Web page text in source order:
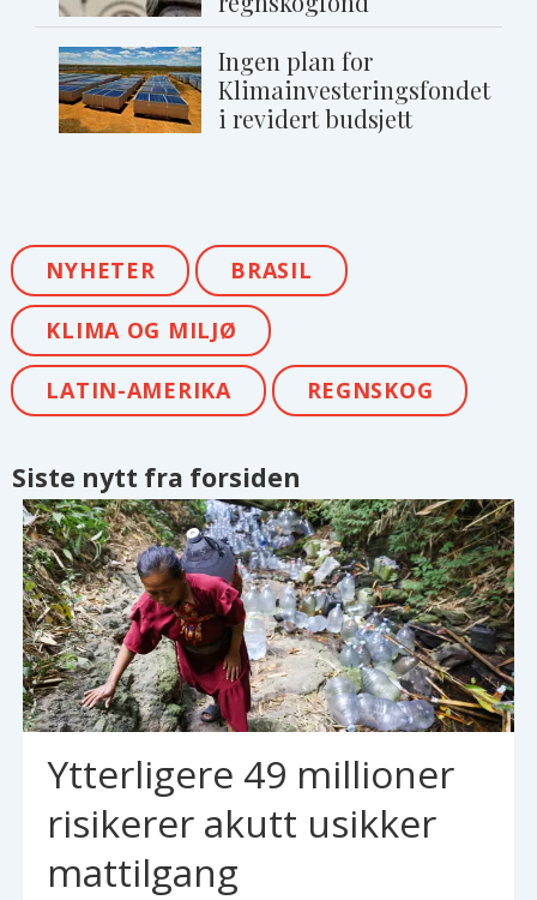
Ingen plan for
Klimainvesteringsfondet
i revidert budsjett
NYHETER BRASIL
KLIMA OG MILJØ
LATIN-AMERIKA REGNSKOG
Siste nytt fra forsiden
Ytterligere 49 millioner
risikerer akutt usikker
mattilgang